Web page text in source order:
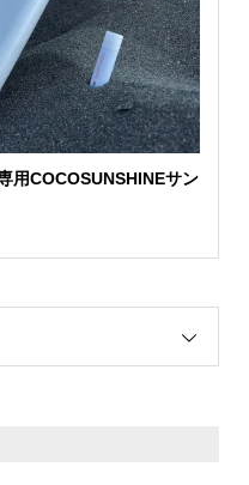
用COCOSUNSHINEサン